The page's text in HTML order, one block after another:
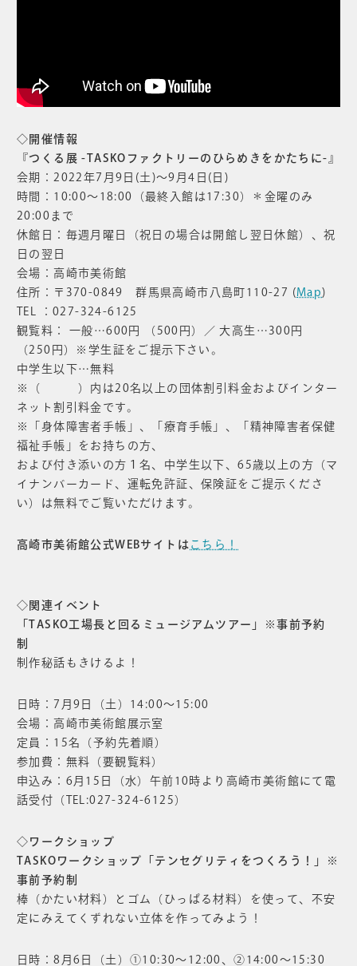
◇開催情報
『つくる展 -TASKOファクトリーのひらめきをかたちに-』
会期：2022年7月9日(土)～9月4日(日)
時間：10:00～18:00（最終入館は17:30）＊金曜のみ
20:00まで
休館日：毎週月曜日（祝日の場合は開館し翌日休館）、祝
日の翌日
会場：高崎市美術館
住所：〒370-0849 群馬県高崎市八島町110-27 (Map )
TEL ：027-324-6125
観覧料： 一般…600円 （500円）／ 大高生…300円
（250円）※学生証をご提示下さい。
中学生以下…無料
※（ ）内は20名以上の団体割引料金およびインター
ネット割引料金です。
※「身体障害者手帳」、「療育手帳」、「精神障害者保健
福祉手帳」をお持ちの方、
および付き添いの方１名、中学生以下、65歳以上の方（マ
イナンバーカード、運転免許証、保険証をご提示くださ
い）は無料でご覧いただけます。
高崎市美術館公式WEBサイトは こちら！
◇関連イベント
「TASKO工場長と回るミュージアムツアー」※事前予約
制
制作秘話もきけるよ！
日時：7月9日（土）14:00～15:00
会場：高崎市美術館展示室
定員：15名（予約先着順）
参加費：無料（要観覧料）
申込み：6月15日（水）午前10時より高崎市美術館にて電
話受付（TEL:027-324-6125）
◇ワークショップ
TASKOワークショップ「テンセグリティをつくろう！」※
事前予約制
棒（かたい材料）とゴム（ひっぱる材料）を使って、不安
定にみえてくずれない立体を作ってみよう！
日時：8月6日（土）①10:30～12:00、②14:00～15:30